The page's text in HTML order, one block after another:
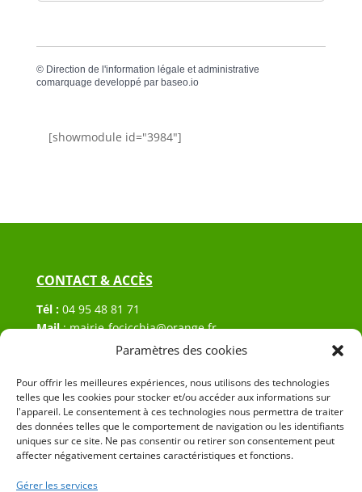
Paramètres des cookies
Pour offrir les meilleures expériences, nous utilisons des technologies
telles que les cookies pour stocker et/ou accéder aux informations sur
l'appareil. Le consentement à ces technologies nous permettra de traiter
des données telles que le comportement de navigation ou les identifiants
uniques sur ce site. Ne pas consentir ou retirer son consentement peut
affecter négativement certaines caractéristiques et fonctions.
Gérer les services
© Direction de l'information légale et administrative
comarquage developpé par baseo.io
[showmodule id="3984"]
CONTACT & ACCÈS
Tél : 04 95 48 81 71
Mail:mairie-focicchia@orange.fr
Hôtel de ville de Focicchia
20212 Focicchia